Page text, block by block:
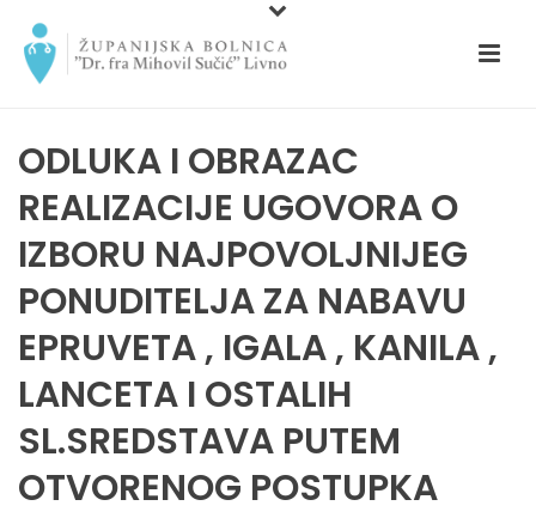
ODLUKA I OBRAZAC
REALIZACIJE UGOVORA O
IZBORU NAJPOVOLJNIJEG
PONUDITELJA ZA NABAVU
EPRUVETA , IGALA , KANILA ,
LANCETA I OSTALIH
SL.SREDSTAVA PUTEM
OTVORENOG POSTUPKA